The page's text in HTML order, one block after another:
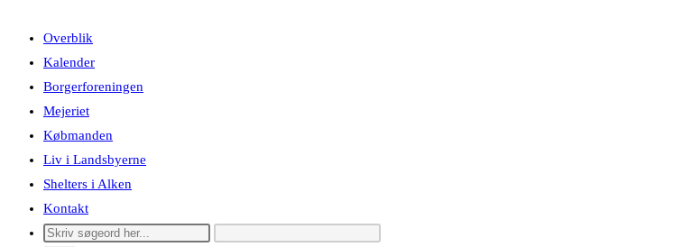
Overblik
Kalender
Borgerforeningen
Mejeriet
Købmanden
Liv i Landsbyerne
Shelters i Alken
Kontakt